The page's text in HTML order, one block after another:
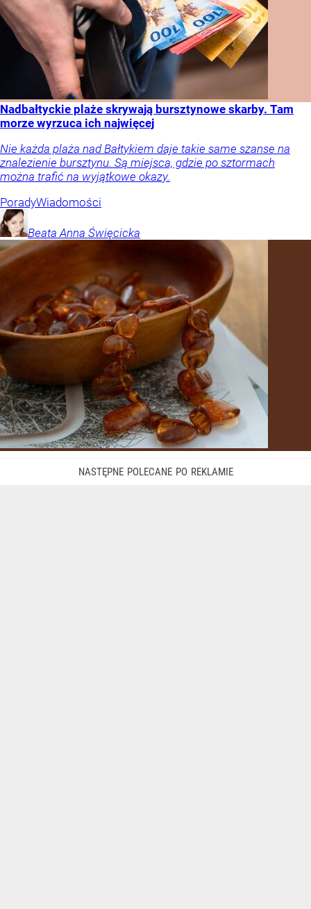
Nadbałtyckie plaże skrywają bursztynowe skarby. Tam
morze wyrzuca ich najwięcej
Nie każda plaża nad Bałtykiem daje takie same szanse na
znalezienie bursztynu. Są miejsca, gdzie po sztormach
można trafić na wyjątkowe okazy.
PoradyWiadomości
Beata Anna Święcicka